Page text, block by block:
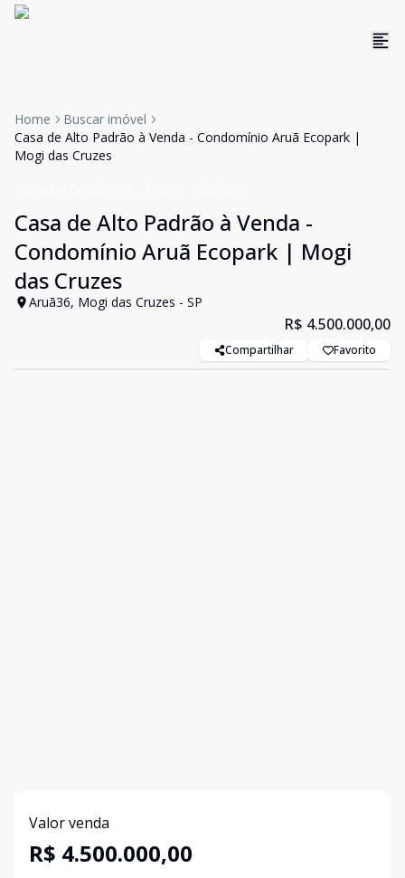
Home
Buscar imóvel
Casa de Alto Padrão à Venda - Condomínio Aruã Ecopark |
Mogi das Cruzes
Casa de Alto Padrão à Venda -
Condomínio Aruã Ecopark | Mogi
das Cruzes
Aruã36, Mogi das Cruzes - SP
R$ 4.500.000,00
Compartilhar Favorito
Valor venda
R$ 4.500.000,00